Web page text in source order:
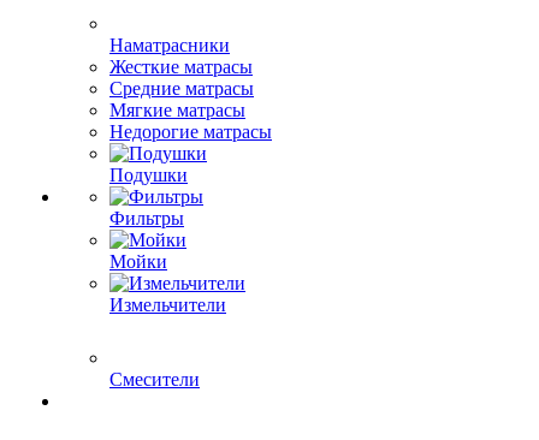
Наматрасники
Жесткие матрасы
Средние матрасы
Мягкие матрасы
Недорогие матрасы
Подушки
Фильтры
Мойки
Измельчители
Смесители